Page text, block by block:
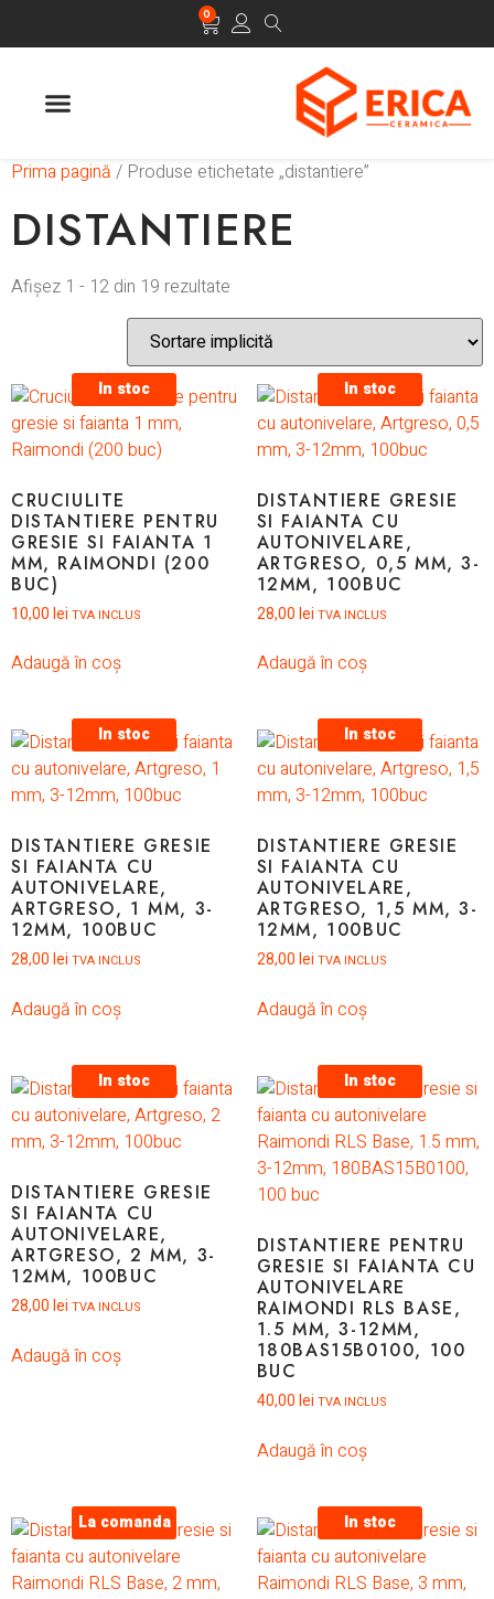
0
Prima pagină / Produse etichetate „distantiere”
DISTANTIERE
Afișez 1 - 12 din 19 rezultate
In stoc
CRUCIULITE
DISTANTIERE PENTRU
GRESIE SI FAIANTA 1
MM, RAIMONDI (200
BUC)
10,00 lei TVA INCLUS
Adaugă în coș
In stoc
DISTANTIERE GRESIE
SI FAIANTA CU
AUTONIVELARE,
ARTGRESO, 0,5 MM, 3-
12MM, 100BUC
28,00 lei TVA INCLUS
Adaugă în coș
In stoc
DISTANTIERE GRESIE
SI FAIANTA CU
AUTONIVELARE,
ARTGRESO, 1 MM, 3-
12MM, 100BUC
28,00 lei TVA INCLUS
Adaugă în coș
In stoc
DISTANTIERE GRESIE
SI FAIANTA CU
AUTONIVELARE,
ARTGRESO, 1,5 MM, 3-
12MM, 100BUC
28,00 lei TVA INCLUS
Adaugă în coș
In stoc
DISTANTIERE GRESIE
SI FAIANTA CU
AUTONIVELARE,
ARTGRESO, 2 MM, 3-
12MM, 100BUC
28,00 lei TVA INCLUS
Adaugă în coș
In stoc
DISTANTIERE PENTRU
GRESIE SI FAIANTA CU
AUTONIVELARE
RAIMONDI RLS BASE,
1.5 MM, 3-12MM,
180BAS15B0100, 100
BUC
40,00 lei TVA INCLUS
Adaugă în coș
La comanda In stoc